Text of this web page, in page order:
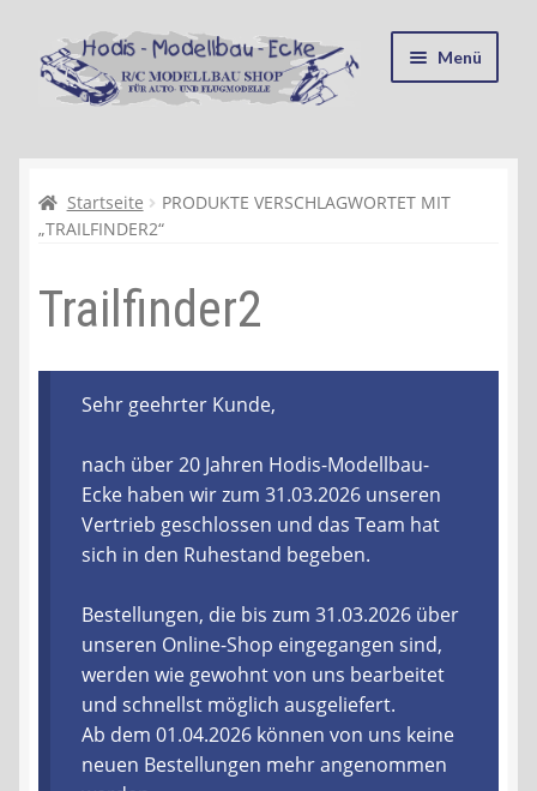
Zur
Navigation
springen
Zum
Inhalt
springen
Menü
Kasse
Recycling, Entsorgung und Umwelt
Shop
Warenkorb
Ablauf einer Bestellung
Zahlungsarten
Lieferzeit & Verfügbarkeit
Gutschein
Startseite
PRODUKTE VERSCHLAGWORTET MIT
„TRAILFINDER2“
Trailfinder2
Sehr geehrter Kunde,
nach über 20 Jahren Hodis-Modellbau-
Ecke haben wir zum 31.03.2026 unseren
Vertrieb geschlossen und das Team hat
sich in den Ruhestand begeben.
Bestellungen, die bis zum 31.03.2026 über
unseren Online-Shop eingegangen sind,
werden wie gewohnt von uns bearbeitet
und schnellst möglich ausgeliefert.
Ab dem 01.04.2026 können von uns keine
neuen Bestellungen mehr angenommen